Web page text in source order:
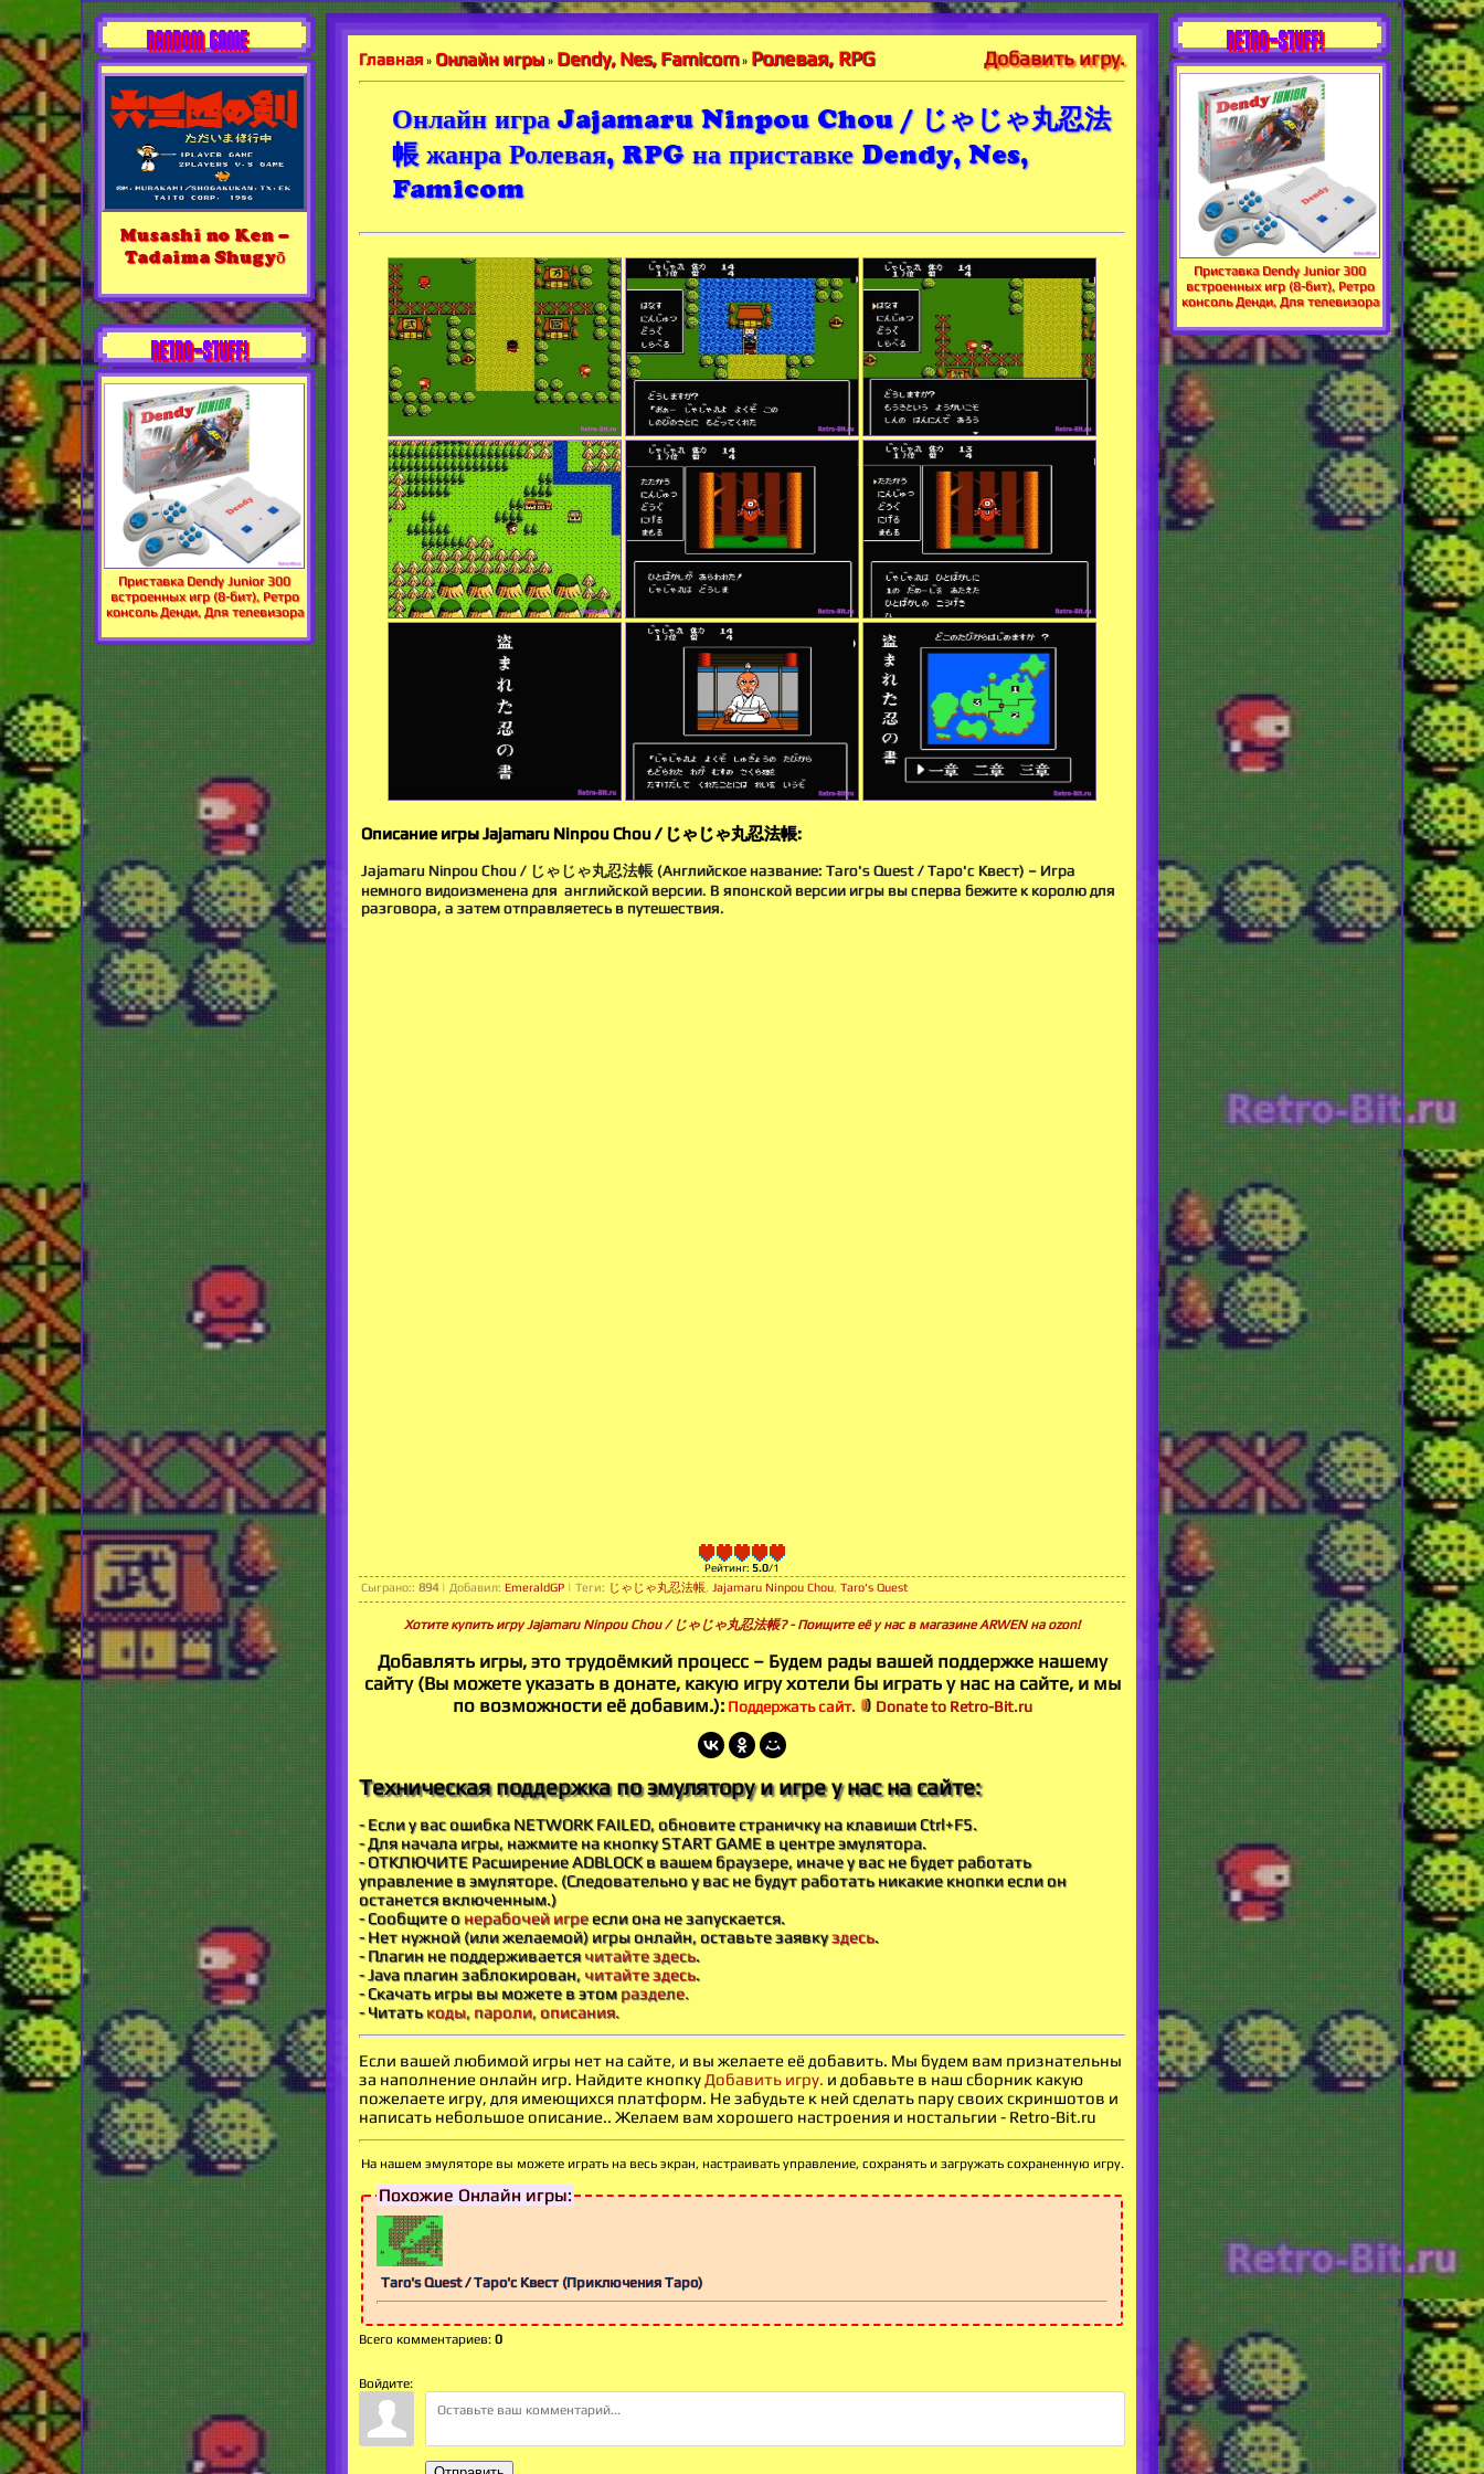
RANDOM GAME
Musashi no Ken –
Tadaima Shugyō
RETRO-STUFF!
Приставка Dendy Junior 300
встроенных игр (8-бит), Ретро
консоль Денди, Для телевизора
Главная » Онлайн игры » Dendy, Nes, Famicom» Ролевая, RPG Добавить игру.
Онлайн игра Jajamaru Ninpou Chou / じゃじゃ丸忍法
帳 жанра Ролевая, RPG на приставке Dendy, Nes,
Famicom
Описание игры Jajamaru Ninpou Chou / じゃじゃ丸忍法帳:
Jajamaru Ninpou Chou / じゃじゃ丸忍法帳 (Английское название: Taro's Quest / Таро'с Квест) – Игра
немного видоизменена для английской версии. В японской версии игры вы сперва бежите к королю для
разговора, а затем отправляетесь в путешествия.
Рейтинг: 5.0/1
Сыграно:: 894 | Добавил: EmeraldGP | Теги: じゃじゃ丸忍法帳 Jajamaru Ninpou Chou Taro's Quest
Хотите купить игру Jajamaru Ninpou Chou / じゃじゃ丸忍法帳? - Поищите её у нас в магазине ARWEN на ozon!
Добавлять игры, это трудоёмкий процесс – Будем рады вашей поддержке нашему
сайту (Вы можете указать в донате, какую игру хотели бы играть у нас на сайте, и мы
по возможности её добавим.): Поддержать сайт. Donate to Retro-Bit.ru
Техническая поддержка по эмулятору и игре у нас на сайте:
- Если у вас ошибка NETWORK FAILED, обновите страничку на клавиши Ctrl+F5.
- Для начала игры, нажмите на кнопку START GAME в центре эмулятора.
- ОТКЛЮЧИТЕ Расширение ADBLOCK в вашем браузере, иначе у вас не будет работать
управление в эмуляторе. (Следовательно у вас не будут работать никакие кнопки если он
останется включенным.)
- Сообщите о нерабочей игреесли она не запускается.
- Нет нужной (или желаемой) игры онлайн, оставьте заявкуздесь.
- Плагин не поддерживаетсячитайте здесь.
- Java плагин заблокирован, читайте здесь.
- Скачать игры вы можете в этом разделе.
- Читатькоды, пароли, описания.
Если вашей любимой игры нет на сайте, и вы желаете её добавить. Мы будем вам признательны
за наполнение онлайн игр. Найдите кнопку Добавить игру. и добавьте в наш сборник какую
пожелаете игру, для имеющихся платформ. Не забудьте к ней сделать пару своих скриншотов и
написать небольшое описание.. Желаем вам хорошего настроения и ностальгии - Retro-Bit.ru
На нашем эмуляторе вы можете играть на весь экран, настраивать управление, сохранять и загружать сохраненную игру.
Похожие Онлайн игры:
Taro's Quest / Таро'с Квест (Приключения Таро)
Всего комментариев: 0
Войдите:
RETRO-STUFF!
Приставка Dendy Junior 300
встроенных игр (8-бит), Ретро
консоль Денди, Для телевизора